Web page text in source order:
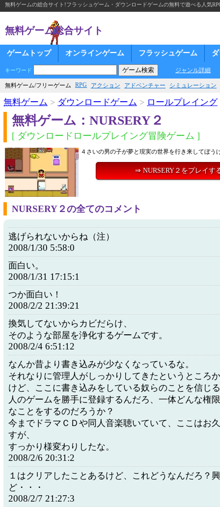
無料ゲームの総合サイト!フラッシュゲーム・ダウンロードゲームの無料で遊べる人気
無料ゲーム総合サイト
ゲームトップ オンラインゲーム フラッシュゲーム
キーワード ジャンル詳細
無料ゲーム/フリーゲーム RPG アクション アドベンチャー シミュレーション
無料ゲーム > ダウンロードゲーム > ロールプレイング
無料ゲーム：NURSERY２
[ ダウンロードロールプレイング冒険ゲーム ]
４さいの男の子が夢と現実の世界を行き来してぼう
⇒ NURSERY２をプレイす
NURSERY２の全てのコメント
逃げられないからね（注）
2008/1/30 5:58:0
面白い。
2008/1/31 17:15:1
つか面白い！
2008/2/2 21:39:21
換気してないからカビだらけ、
そのような部屋を浄化するゲームです。
2008/2/4 6:51:12
なんか昔より書き込みが少なくなっているな。
それなりに管理人がしっかりしてきたというところ
けど、ここに書き込みをしている奴らのことを信じ
人のゲームを勝手に登録するんだろ、一体どんな権
なことをするのだろうか？
今までドラマＣＤや同人音楽聴いていて、ここはお
すが、
すっかり様変わりしたな。
2008/2/6 20:31:2
１はクリアしたことあるけど、これどうなんだろ？
ど・・・
2008/2/7 21:27:3